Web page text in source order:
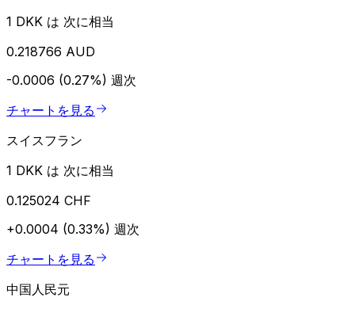
1 DKK は 次に相当
0.218766 AUD
-0.0006 (0.27%) 週次
チャートを見る
スイスフラン
1 DKK は 次に相当
0.125024 CHF
+0.0004 (0.33%) 週次
チャートを見る
中国人民元